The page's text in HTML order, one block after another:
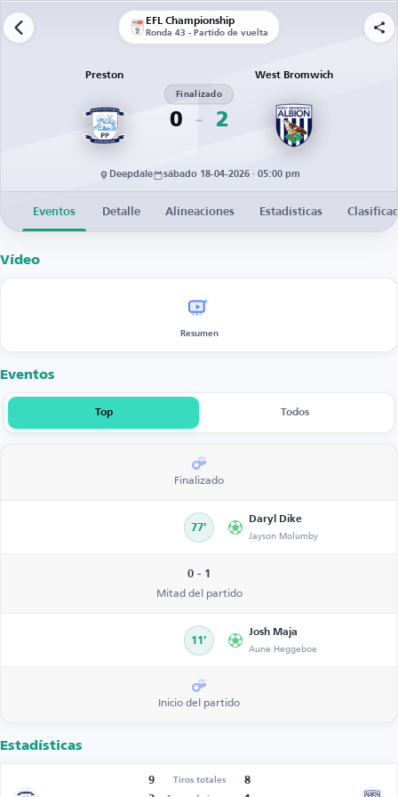
EFL Championship
Ronda 43 - Partido de vuelta
Preston
0
Finalizado
2
West Bromwich
Deepdale sábado 18-04-2026 · 05:00 pm
Eventos Detalle Alineaciones Estadísticas
Vídeo
Resumen
Eventos
Top Todos
Finalizado
77’
Daryl Dike
Jayson Molumby
0 - 1
Mitad del partido
11’
Josh Maja
Aune Heggeboe
Inicio del partido
Estadísticas
9 Tiros totales
8